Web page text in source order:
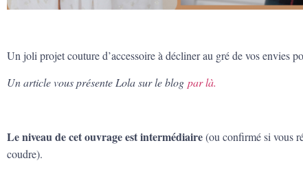
Un joli projet couture d’accessoire à décliner au gré de vos envies
Un article vous présente Lola sur le blog par là.
Le niveau de cet ouvrage est intermédiaire(ou confirmé si vous
coudre).